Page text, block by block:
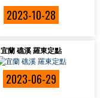
2023-10-28
宜蘭 礁溪 羅東定點
2023-06-29